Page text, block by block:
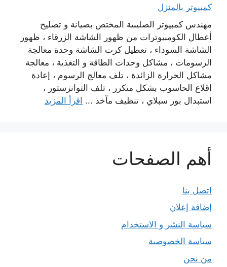
كمبيوتر بالمنزل
مهندس كمبيوتر الصليبية المختص بصيانة و تصليح
أعطال الكومبيوترات من ظهور الشاشة الزرقاء ، ظهور
الشاشة السوداء ، تعطيل كرت الشاشة وحدة معالجة
الرسومات ، مشاكل وحدات الطاقة و التغذية ، معالجة
مشاكل الحرارة الزائدة ، تلف معالج الرسوم ، إعادة
اقلاع الحاسوب بشكل متكرر ، تلف التوانزستور ،
استبدال بور سبلاي ، تنظيف مآخذ ... اقرأ المزيد
أهم الصفحات
اتصل بنا
إضافة إعلان
سياسة النشر و الاستخدام
سياسة الخصوصية
من نحن